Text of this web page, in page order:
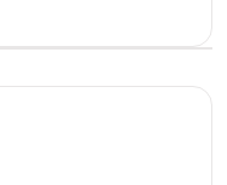
không? Giải đáp từ